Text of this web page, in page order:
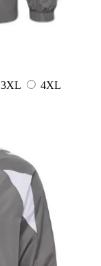
3XL
4XL